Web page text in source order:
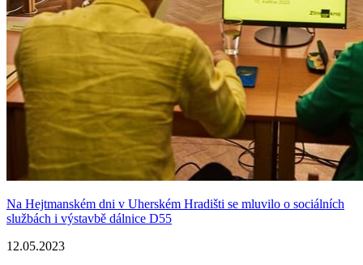
Na Hejtmanském dni v Uherském Hradišti se mluvilo o sociálních
službách i výstavbě dálnice D55
12.05.2023